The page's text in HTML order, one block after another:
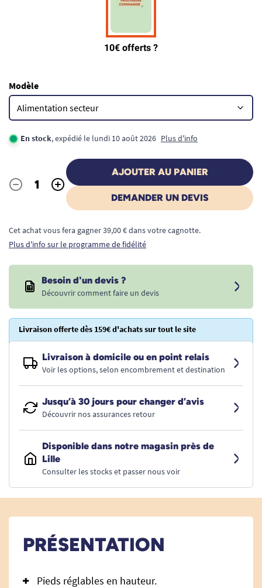
Modèle
En stock, expédié le lundi 10 août 2026 Plus d'info
Quantité
- +
AJOUTER AU PANIER
DEMANDER UN DEVIS
Cet achat vous fera gagner 39,00 € dans votre cagnotte.
Plus d'info sur le programme de fidélité
Besoin d'un devis ?
Découvrir comment faire un devis
Livraison offerte dès 159€ d'achats sur tout le site
Livraison à domicile ou en point relais
Voir les options, selon encombrement et destination
Jusqu’à 30 jours pour changer d’avis
Découvrir nos assurances retour
Disponible dans notre magasin près de
Lille
Consulter les stocks et passer nous voir
PRÉSENTATION
Pieds réglables en hauteur.